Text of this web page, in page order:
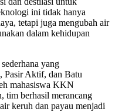
ini tidak hanya
tetapi juga mengubah air
dalam kehidupan
yang
Pasir Aktif, dan Batu
mahasiswa KKN
tim berhasil merancang
keruh dan payau menjadi